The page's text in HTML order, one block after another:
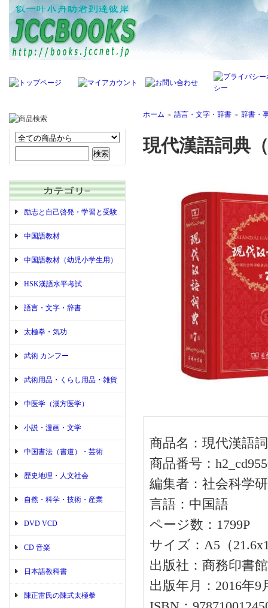
励志と自己啓発・学習と受験
中国語教材
中国語教材（幼児小学生用）
HSK漢語水平考試
語言・文字・辞書
太極拳・気功
武術 カンフー
武術用品・くらし用品・雑貨
中医学（漢方医学）
小説・漫画・文学
中国書法（書道）・芸術
歴史地理・人文社会
自然・科学・技術・産業
DVD VCD
CD 音楽
日本語教科書
陳正雷氏の陳式太極拳
ホーム ＞ 語言・文字・辞書 ＞ 辞書・
現代漢語詞典
商品名：現代漢語
商品番号：
編集者：社会科学
言語：中国語
ページ数：1799P
サイズ：A5（
出版社：商務印書館
出版年月：2016年9